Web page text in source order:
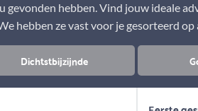
gevonden hebben. Vind jouw ideale
hebben ze vast voor je gesorteerd op
Dichtstbijzijnde